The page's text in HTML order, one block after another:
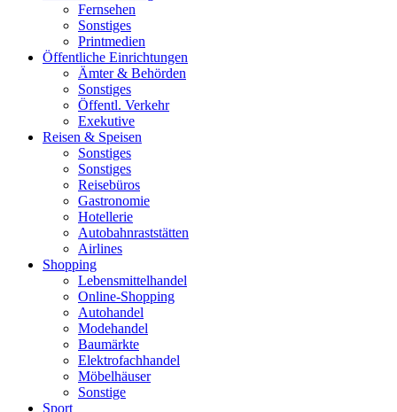
Fernsehen
Sonstiges
Printmedien
Öffentliche Einrichtungen
Ämter & Behörden
Sonstiges
Öffentl. Verkehr
Exekutive
Reisen & Speisen
Sonstiges
Sonstiges
Reisebüros
Gastronomie
Hotellerie
Autobahnraststätten
Airlines
Shopping
Lebensmittelhandel
Online-Shopping
Autohandel
Modehandel
Baumärkte
Elektrofachhandel
Möbelhäuser
Sonstige
Sport